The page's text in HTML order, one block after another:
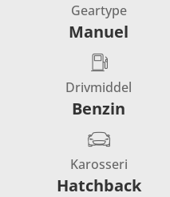
Geartype
Manuel
Drivmiddel
Benzin
Karosseri
Hatchback